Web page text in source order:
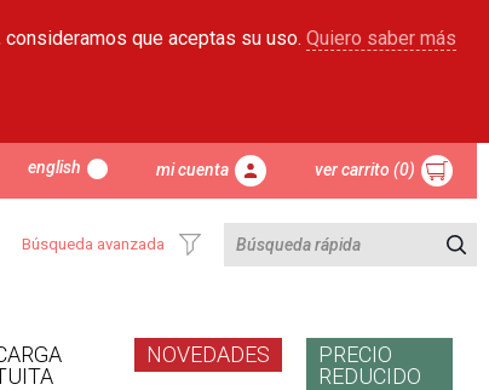
consideramos que aceptas su uso. Quiero saber más
english mi cuenta ver carrito (0)
Búsqueda avanzada
NOVEDADES
PRECIO
REDUCIDO